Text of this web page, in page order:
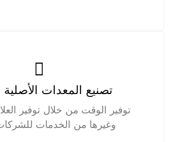
تصنيع المعدات الأصلية
توفير الوقت من خلال توفير
وغيرها من الخدمات